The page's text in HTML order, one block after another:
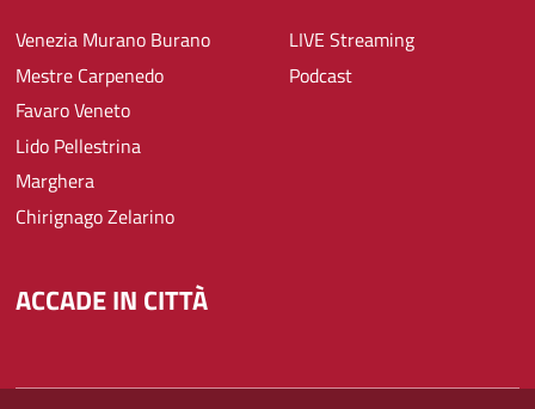
Venezia Murano Burano
Mestre Carpenedo
Favaro Veneto
Lido Pellestrina
Marghera
Chirignago Zelarino
LIVE Streaming
Podcast
ACCADE IN CITTÀ